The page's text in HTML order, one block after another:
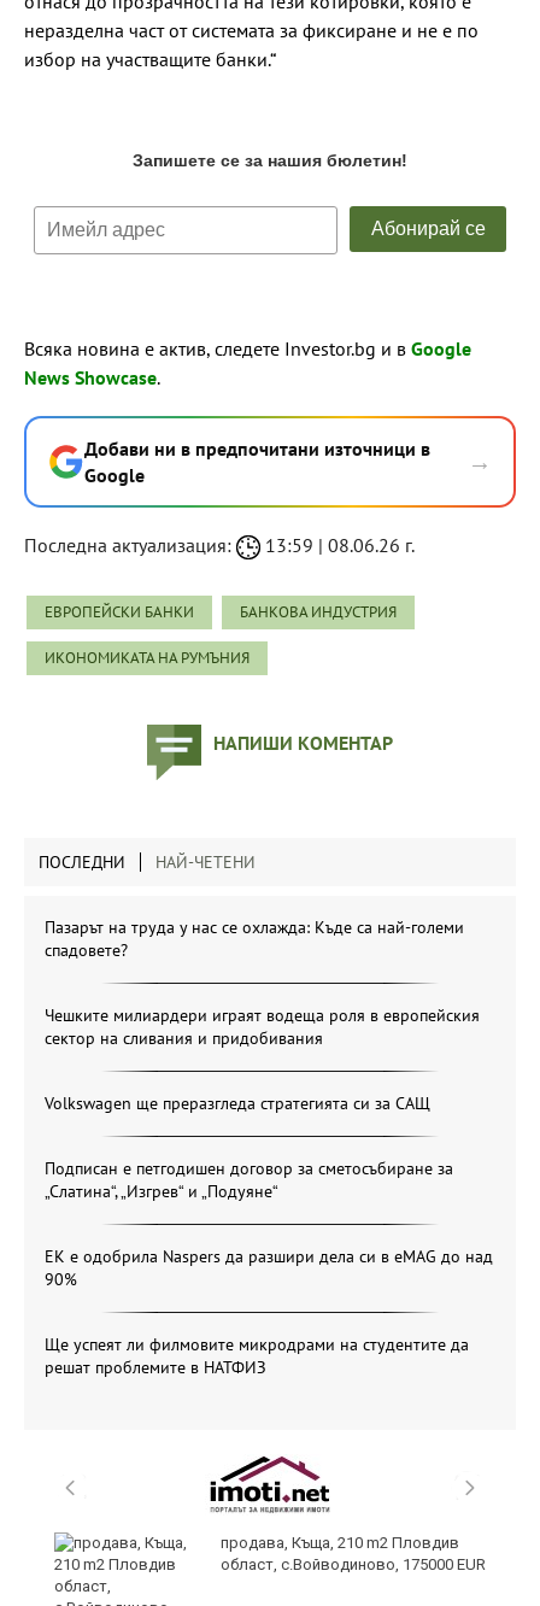
неразделна част от системата за фиксиране и не е по
избор на участващите банки.“
Всяка новина е актив, следете Investor.bg и в Google
News Showcase.
Добави ни в предпочитани източници в
Google
→
Последна актуализация: 13:59 | 08.06.26 г.
ЕВРОПЕЙСКИ БАНКИ БАНКОВА ИНДУСТРИЯ
ИКОНОМИКАТА НА РУМЪНИЯ
НАПИШИ КОМЕНТАР
ПОСЛЕДНИ НАЙ-ЧЕТЕНИ
Пазарът на труда у нас се охлажда: Къде са най-големи
спадовете?
Чешките милиардери играят водеща роля в европейския
сектор на сливания и придобивания
Volkswagen ще преразгледа стратегията си за САЩ
Подписан е петгодишен договор за сметосъбиране за
„Слатина“, „Изгрев“ и „Подуяне“
ЕК е одобрила Naspers да разшири дела си в eMAG до над
90%
Ще успеят ли филмовите микродрами на студентите да
решат проблемите в НАТФИЗ
продава, Къща, 210 m2 Пловдив
област, с.Войводиново, 175000 EUR